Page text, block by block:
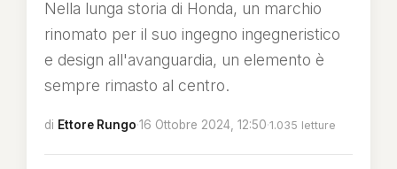
Nella lunga storia di Honda, un marchio
rinomato per il suo ingegno ingegneristico
e design all'avanguardia, un elemento è
sempre rimasto al centro.
di Ettore Rungo·16 Ottobre 2024, 12:50·1.035 letture